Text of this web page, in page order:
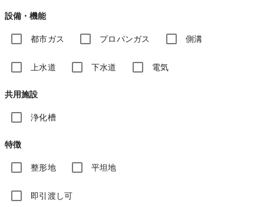
設備・機能
都市ガス プロパンガス 側溝
上水道 下水道 電気
共用施設
浄化槽
特徴
整形地 平坦地
即引渡し可